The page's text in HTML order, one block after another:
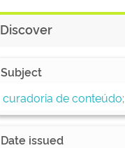
Discover
Subject
curadoria de conteúdo;
Date issued